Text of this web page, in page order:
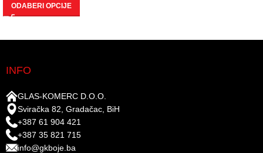
ODABERI OPCIJE
INFO
GLAS-KOMERC D.O.O.
Sviračka 82, Gradačac, BiH
+387 61 904 421
+387 35 821 715
info@gkboje.ba